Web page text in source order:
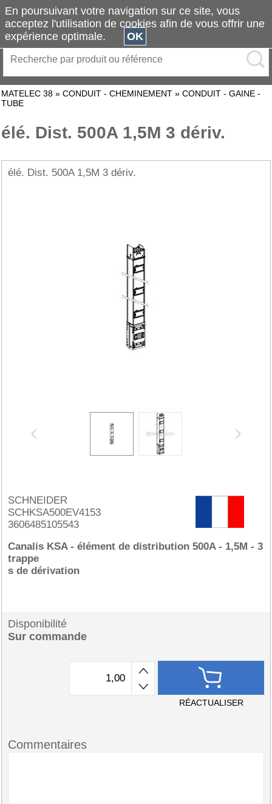
MATELEC 38 » CONDUIT - CHEMINEMENT » CONDUIT - GAINE -
TUBE
élé. Dist. 500A 1,5M 3 dériv.
élé. Dist. 500A 1,5M 3 dériv.
SCHNEIDER
SCHKSA500EV4153
3606485105543
Canalis KSA - élément de distribution 500A - 1,5M - 3
trappe
s de dérivation
Disponibilité
Sur commande
RÉACTUALISER
Commentaires
En poursuivant votre navigation sur ce site, vous
acceptez l'utilisation de cookies afin de vous offrir une
expérience optimale.
OK